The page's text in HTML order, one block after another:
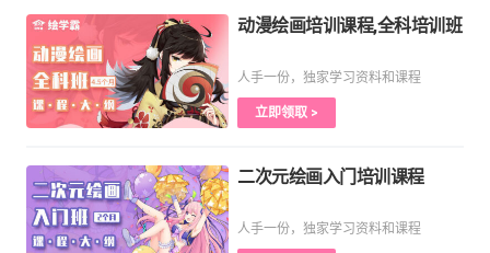
动漫绘画培训课程,全科培训班
人手一份，独家学习资料和课程
立即领取 >
二次元绘画入门培训课程
人手一份，独家学习资料和课程